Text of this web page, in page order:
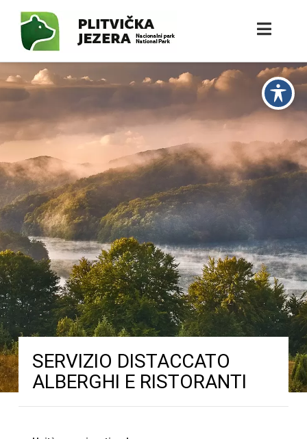
SERVIZIO DISTACCATO
ALBERGHI E RISTORANTI